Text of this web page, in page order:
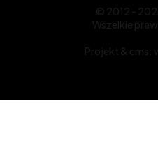
© 2012 -
Wszelkie
Projekt & cms: